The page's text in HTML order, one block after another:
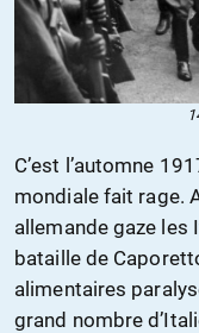
C’est l’automne
mondiale fait rage.
allemande gaze
bataille de
alimentaires
grand nombre